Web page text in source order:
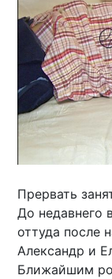
Прервать
До недавнего
оттуда после
Александр и
Ближайшим